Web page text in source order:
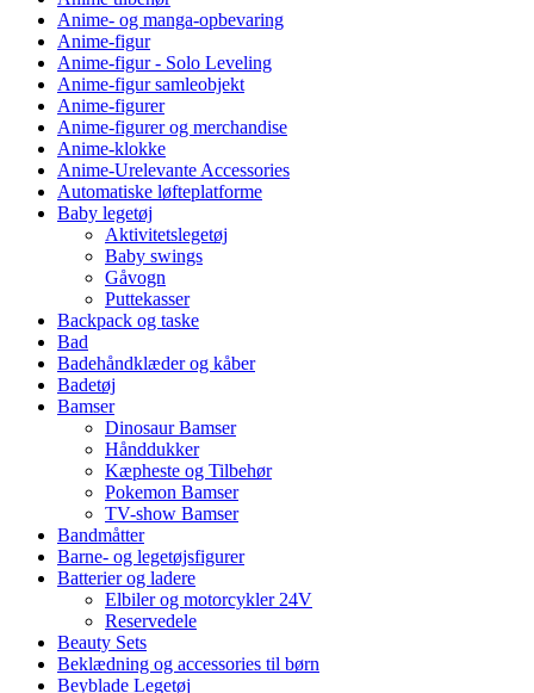
Anime- og manga-opbevaring
Anime-figur
Anime-figur - Solo Leveling
Anime-figur samleobjekt
Anime-figurer
Anime-figurer og merchandise
Anime-klokke
Anime-Urelevante Accessories
Automatiske løfteplatforme
Baby legetøj
Aktivitetslegetøj
Baby swings
Gåvogn
Puttekasser
Backpack og taske
Bad
Badehåndklæder og kåber
Badetøj
Bamser
Dinosaur Bamser
Hånddukker
Kæpheste og Tilbehør
Pokemon Bamser
TV-show Bamser
Bandmåtter
Barne- og legetøjsfigurer
Batterier og ladere
Elbiler og motorcykler 24V
Reservedele
Beauty Sets
Beklædning og accessories til børn
Beyblade Legetøj